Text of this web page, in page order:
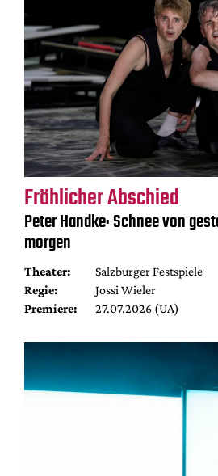
Fröhlicher Abschied
Peter Handke: Schnee von
morgen
Theater:
Salzburger Festspiele
Regie:
Jossi Wieler
Premiere:
27.07.2026 (UA)